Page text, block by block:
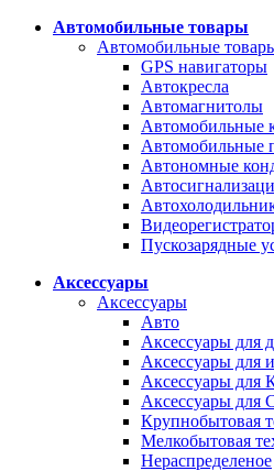
Автомобильные товары
Автомобильные
GPS навигаторы
Автокресла
Автомагнитолы
Автомобильные
Автомобильные
Автономные
Пускозарядные
Аксессуары
Аксессуары
Авто
Аксессуары для
Аксессуары для
Аксессуары для
Аксессуары для
Крупнобытовая
Мелкобытовая
Нераспределеное